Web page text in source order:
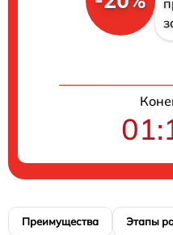
Преимущества Этапы